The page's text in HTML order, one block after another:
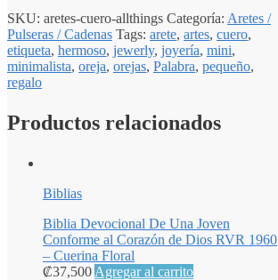
SKU: aretes-cuero-allthings Categoría: Aretes /
Pulseras / Cadenas Tags: arete, artes, cuero,
etiqueta, hermoso, jewerly, joyería, mini,
minimalista, oreja, orejas, Palabra, pequeño,
regalo
Productos relacionados
Biblias
Biblia Devocional De Una Joven
Conforme al Corazón de Dios RVR 1960
– Cuerina Floral
₡37,500 Agregar al carrito